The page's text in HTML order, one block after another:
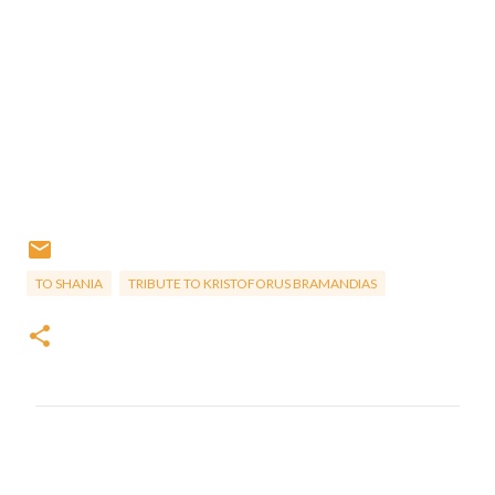
TO SHANIA TRIBUTE TO KRISTOFORUS BRAMANDIAS